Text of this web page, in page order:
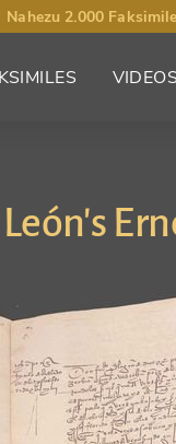
Nahezu 2.000
VIDEOS
León's